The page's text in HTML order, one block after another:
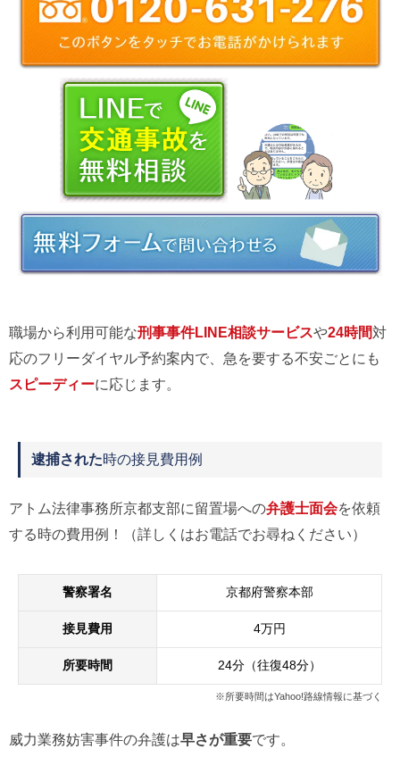
職場から利用可能な刑事事件LINE相談サービスや24時間対
応のフリーダイヤル予約案内で、急を要する不安ごとにも
スピーディーに応じます。
逮捕された時の接見費用例
アトム法律事務所京都支部に留置場への弁護士面会を依頼
する時の費用例！（詳しくはお電話でお尋ねください）
警察署名 京都府警察本部
接見費用 4万円
所要時間 24分（往復48分）
※所要時間はYahoo!路線情報に基づく
威力業務妨害事件の弁護は早さが重要です。